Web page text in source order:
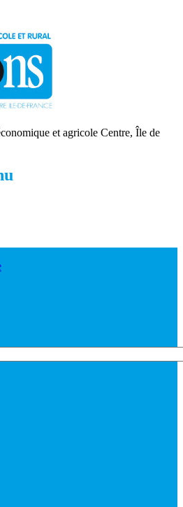
et agricole Centre, Île de